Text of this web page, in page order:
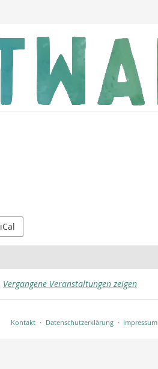
iCal
Vergangene Veranstaltungen zeigen
Kontakt Datenschutzerklärung Impressum